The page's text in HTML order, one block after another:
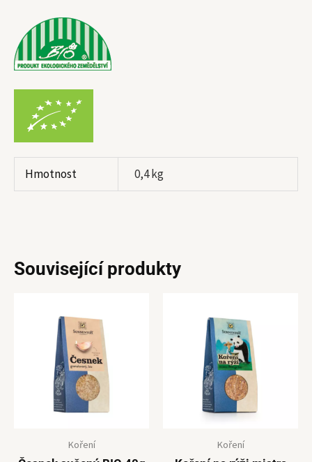
Hmotnost 0,4 kg
Související produkty
Koření Koření